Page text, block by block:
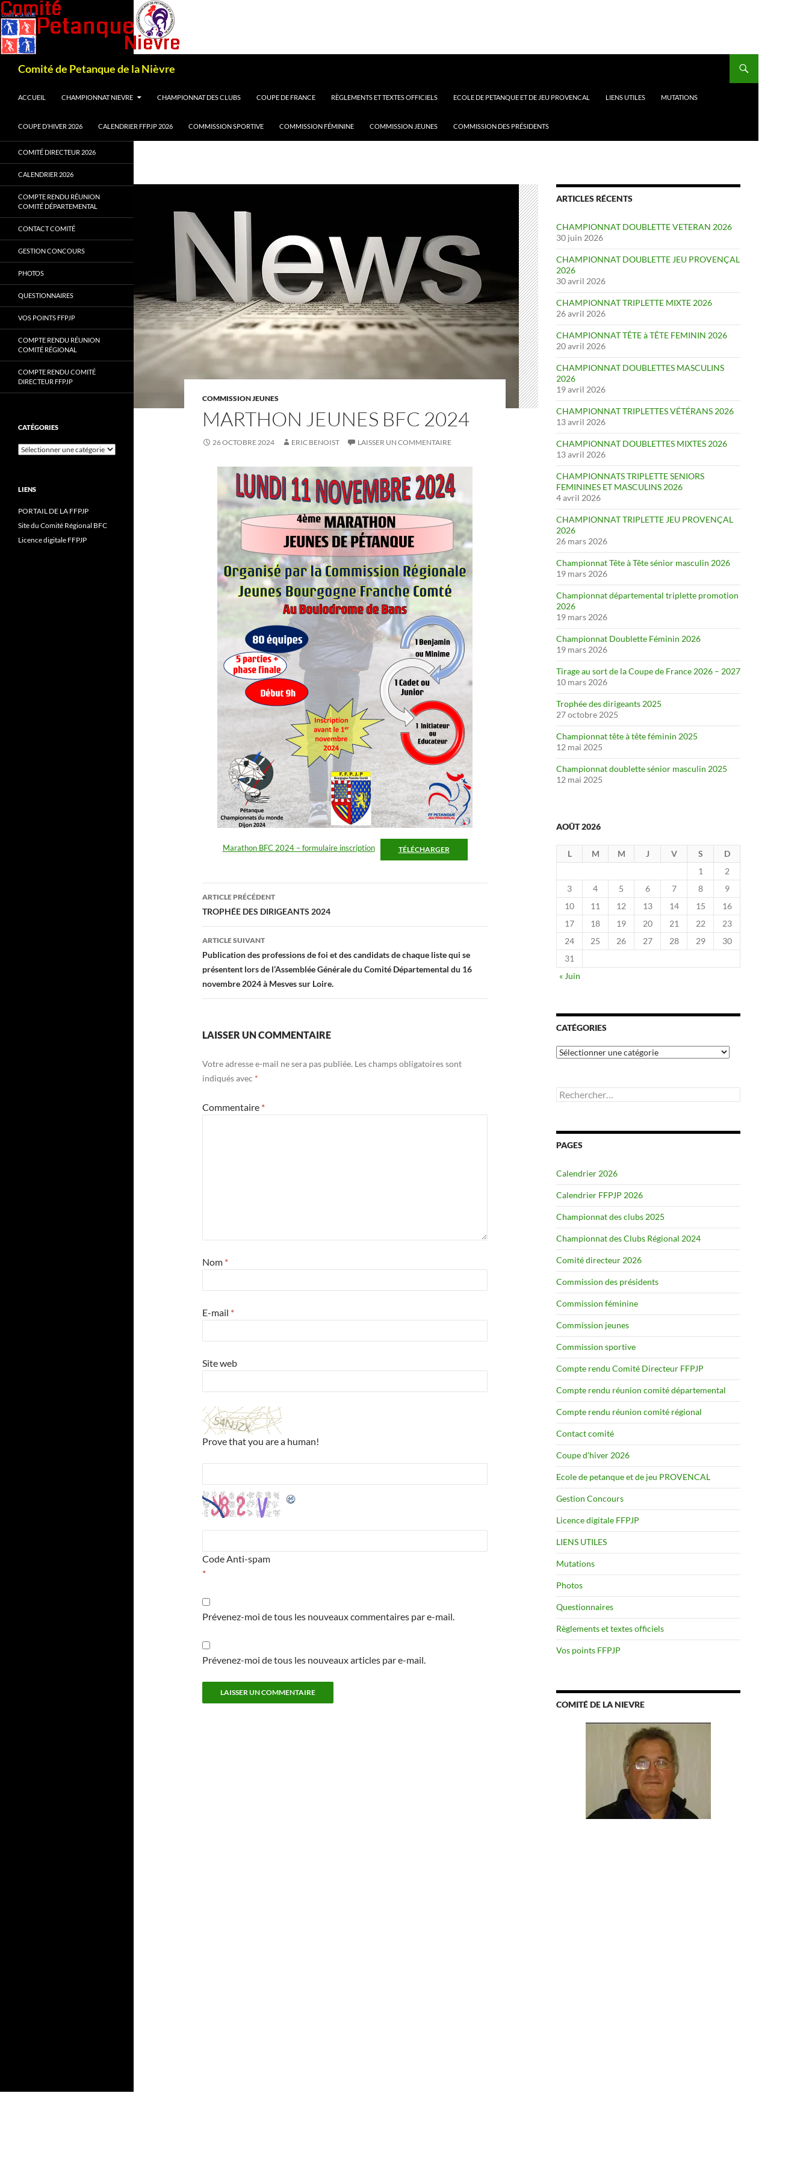
Comité de Petanque de la Nièvre
ACCUEIL
CHAMPIONNAT NIEVRE CHAMPIONNAT DES CLUBS COUPE DE FRANCE RÈGLEMENTS ET TEXTES OFFICIELS ECOLE DE PETANQUE ET DE JEU PROVENCAL LIENS UTILES MUTATIONS
COUPE D’HIVER 2026 CALENDRIER FFPJP 2026 COMMISSION SPORTIVE COMMISSION FÉMININE COMMISSION JEUNES COMMISSION DES PRÉSIDENTS
COMMISSION JEUNES
MARTHON JEUNES BFC 2024
26 OCTOBRE 2024 ERIC BENOIST LAISSER UN COMMENTAIRE
Marathon BFC 2024 – formulaire inscription TÉLÉCHARGER
Navigation
des
articles
ARTICLE PRÉCÉDENT
TROPHÉE DES DIRIGEANTS 2024
ARTICLE SUIVANT
Publication des professions de foi et des candidats de chaque liste qui se
présentent lors de l’Assemblée Générale du Comité Départemental du 16
novembre 2024 à Mesves sur Loire.
LAISSER UN COMMENTAIRE
Votre adresse e-mail ne sera pas publiée. Les champs obligatoires sont
indiqués avec *
Commentaire *
Nom *
E-mail *
Site web
Prove that you are a human!
Code Anti-spam
*
Prévenez-moi de tous les nouveaux commentaires par e-mail.
Prévenez-moi de tous les nouveaux articles par e-mail.
ARTICLES RÉCENTS
CHAMPIONNAT DOUBLETTE VETERAN 2026
30 juin 2026
CHAMPIONNAT DOUBLETTE JEU PROVENÇAL
2026
30 avril 2026
CHAMPIONNAT TRIPLETTE MIXTE 2026
26 avril 2026
CHAMPIONNAT TÊTE à TÊTE FEMININ 2026
20 avril 2026
CHAMPIONNAT DOUBLETTES MASCULINS
2026
19 avril 2026
CHAMPIONNAT TRIPLETTES VÉTÉRANS 2026
13 avril 2026
CHAMPIONNAT DOUBLETTES MIXTES 2026
13 avril 2026
CHAMPIONNATS TRIPLETTE SENIORS
FEMININES ET MASCULINS 2026
4 avril 2026
CHAMPIONNAT TRIPLETTE JEU PROVENÇAL
2026
26 mars 2026
Championnat Tête à Tête sénior masculin 2026
19 mars 2026
Championnat départemental triplette promotion
2026
19 mars 2026
Championnat Doublette Féminin 2026
19 mars 2026
Tirage au sort de la Coupe de France 2026 – 2027
10 mars 2026
Trophée des dirigeants 2025
27 octobre 2025
Championnat tête à tête féminin 2025
12 mai 2025
Championnat doublette sénior masculin 2025
12 mai 2025
AOÛT 2026
L M M J V S
D
1
2
3
4 5 6 7 8
9
10
11 12 13 14 15
16
17
18 19 20 21 22
23
24
25 26 27 28 29
30
31
« Juin
CATÉGORIES
Catégories
Rechercher :
PAGES
Calendrier 2026
Calendrier FFPJP 2026
Championnat des clubs 2025
Championnat des Clubs Régional 2024
Comité directeur 2026
Commission des présidents
Commission féminine
Commission jeunes
Commission sportive
Compte rendu Comité Directeur FFPJP
Compte rendu réunion comité départemental
Compte rendu réunion comité régional
Contact comité
Coupe d’hiver 2026
Ecole de petanque et de jeu PROVENCAL
Gestion Concours
Licence digitale FFPJP
LIENS UTILES
Mutations
Photos
Questionnaires
Règlements et textes officiels
Vos points FFPJP
COMITÉ DE LA NIEVRE
COMITÉ DIRECTEUR 2026
CALENDRIER 2026
COMPTE RENDU RÉUNION
COMITÉ DÉPARTEMENTAL
CONTACT COMITÉ
GESTION CONCOURS
PHOTOS
QUESTIONNAIRES
VOS POINTS FFPJP
COMPTE RENDU RÉUNION
COMITÉ RÉGIONAL
COMPTE RENDU COMITÉ
DIRECTEUR FFPJP
CATÉGORIES
Catégories
LIENS
PORTAIL DE LA FFPJP
Site du Comité Régional BFC
Licence digitale FFPJP